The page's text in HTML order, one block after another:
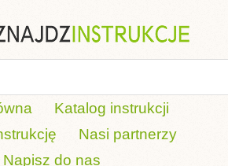
Katalog instrukcji
Nasi partnerzy
Napisz do nas